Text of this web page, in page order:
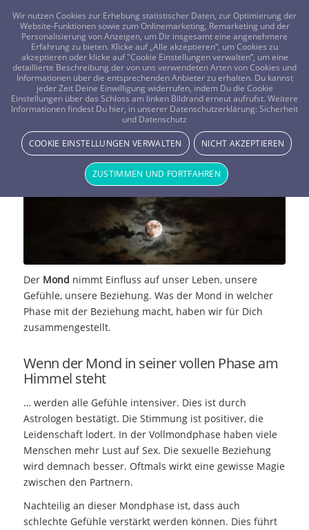
FRAGEN? KOSTENLOS ANRUFEN: 0800-8478266
Das macht der Mond mit der Liebe
Der Mond nimmt Einfluss auf unser Leben, unsere
Gefühle, unsere Beziehung. Was der Mond in welcher
Phase mit der Beziehung macht, haben wir für Dich
zusammengestellt.
Wenn der Mond in seiner vollen Phase am
Himmel steht
… werden alle Gefühle intensiver. Dies ist durch
Astrologen bestätigt. Die Stimmung ist positiver, die
Leidenschaft lodert. In der Vollmondphase haben viele
Menschen mehr Lust auf Sex. Die sexuelle Beziehung
wird demnach besser. Oftmals wirkt eine gewisse Magie
zwischen den Partnern.
Nachteilig an dieser Mondphase ist, dass auch
schlechte Gefühle verstärkt werden können. Dies führt
Wir nutzen Cookies zur Erhebung statistischer Daten, zur Optimierung der
Website-Funktionen sowie zum Onlinemarketing, Remarketing und der
Personalisierung von Anzeigen, um Dir insgesamt eine angenehmere
Erfahrung zu bieten. Klicke auf „Alle akzeptieren“, um Cookies zu
akzeptieren oder klicke auf "Cookie Einstellungen verwalten“, um eine
detaillierte Beschreibung der von uns verwendeten Arten von Cookies und
Informationen über die entsprechenden Anbieter zu erhalten. Du kannst
jeder Zeit Deine Einwilligung widerrufen, indem Du die Cookie
Einstellungen über das Schloss am linken Bildrand erneut aufrufst. Weitere
Informationen findest Du hier, in unserer Datenschutzerklärung: Sicherheit
und Datenschutz
COOKIE EINSTELLUNGEN VERWALTEN NICHT AKZEPTIEREN
ZUSTIMMEN UND FORTFAHREN